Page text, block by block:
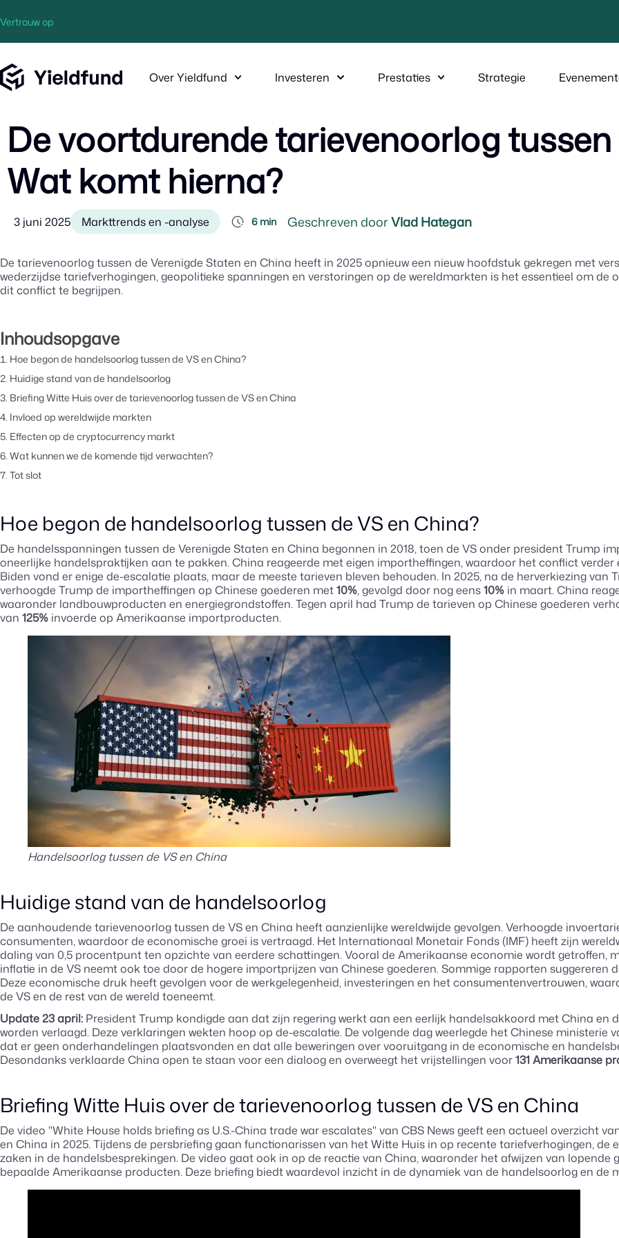
Vertrouw op
Over Yieldfund Investeren Prestaties Strategie
De voortdurende tarievenoorlog tussen
Wat komt hierna?
3 juni 2025 Markttrends en -analyse 6 min Geschreven doorVlad Hategan
De tarievenoorlog tussen de Verenigde Staten en China heeft in 2025 opnieuw een nieuw hoofdstuk gekregen met
wederzijdse tariefverhogingen, geopolitieke spanningen en verstoringen op de wereldmarkten is het essentieel om
dit conflict te begrijpen.
Inhoudsopgave
Hoe begon de handelsoorlog tussen de VS en China?
Huidige stand van de handelsoorlog
Briefing Witte Huis over de tarievenoorlog tussen de VS en China
Invloed op wereldwijde markten
Effecten op de cryptocurrency markt
Wat kunnen we de komende tijd verwachten?
Tot slot
Hoe begon de handelsoorlog tussen de VS en China?
De handelsspanningen tussen de Verenigde Staten en China begonnen in 2018, toen de VS onder president Trump
oneerlijke handelspraktijken aan te pakken. China reageerde met eigen importheffingen, waardoor het conflict
Biden vond er enige de-escalatie plaats, maar de meeste tarieven bleven behouden. In 2025, na de herverkiezing
verhoogde Trump de importheffingen op Chinese goederen met10%, gevolgd door nog eens10% in maart. China
waaronder landbouwproducten en energiegrondstoffen. Tegen april had Trump de tarieven op Chinese goederen
van 125% invoerde op Amerikaanse importproducten.
Handelsoorlog tussen de VS en China
Huidige stand van de handelsoorlog
De aanhoudende tarievenoorlog tussen de VS en China heeft aanzienlijke wereldwijde gevolgen. Verhoogde
consumenten, waardoor de economische groei is vertraagd. Het Internationaal Monetair Fonds (IMF) heeft zijn
daling van 0,5 procentpunt ten opzichte van eerdere schattingen. Vooral de Amerikaanse economie wordt getroffen,
inflatie in de VS neemt ook toe door de hogere importprijzen van Chinese goederen. Sommige rapporten
Deze economische druk heeft gevolgen voor de werkgelegenheid, investeringen en het consumentenvertrouwen,
de VS en de rest van de wereld toeneemt.
Update 23 april: President Trump kondigde aan dat zijn regering werkt aan een eerlijk handelsakkoord met China
worden verlaagd. Deze verklaringen wekten hoop op de-escalatie. De volgende dag weerlegde het Chinese
dat er geen onderhandelingen plaatsvonden en dat alle beweringen over vooruitgang in de economische en
Desondanks verklaarde China open te staan voor een dialoog en overweegt het vrijstellingen voor131 Amerikaanse
Briefing Witte Huis over de tarievenoorlog tussen de VS en China
De video "White House holds briefing as U.S.-China trade war escalates" van CBS News geeft een actueel overzicht
en China in 2025. Tijdens de persbriefing gaan functionarissen van het Witte Huis in op recente tariefverhogingen, de
zaken in de handelsbesprekingen. De video gaat ook in op de reactie van China, waaronder het afwijzen van lopende
bepaalde Amerikaanse producten. Deze briefing biedt waardevol inzicht in de dynamiek van de handelsoorlog en de